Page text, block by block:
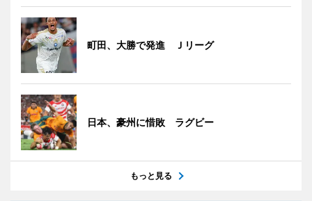
町田、大勝で発進 Ｊリーグ
日本、豪州に惜敗 ラグビー
もっと見る